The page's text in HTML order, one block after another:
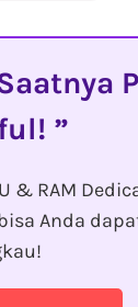
RAM
Anda